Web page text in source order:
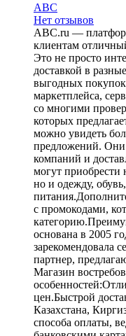
ABC
Нет отзывов
ABC.ru —
клиентам
Это не просто
доставкой в
выгодных
маркетплейса,
со многими
которых
можно увидеть
предложений. Они
компаний и
могут приобрести
но и одежду,
с промокодами,
основана в 2005
зарекомендовала
партнер,
Магазин
цен.Быстрой
Казахстана,
способа оплаты,